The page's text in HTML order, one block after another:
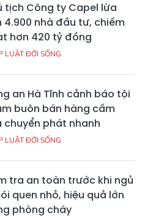
tịch Công ty Capel lừa
4.900 nhà đầu tư, chiếm
hơn 420 tỷ đồng
LUẬT ĐỜI SỐNG
an Hà Tĩnh cảnh báo tội
buôn bán hàng cấm
chuyển phát nhanh
LUẬT ĐỜI SỐNG
tra an toàn trước khi ngủ
quen nhỏ, hiệu quả lớn
phòng cháy